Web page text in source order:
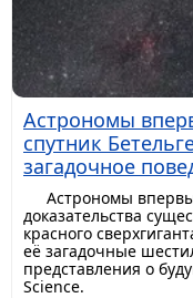
Астрономы
спутник
загадочное
Астрономы
доказательства
красного
её загадочные
представления о
Science.